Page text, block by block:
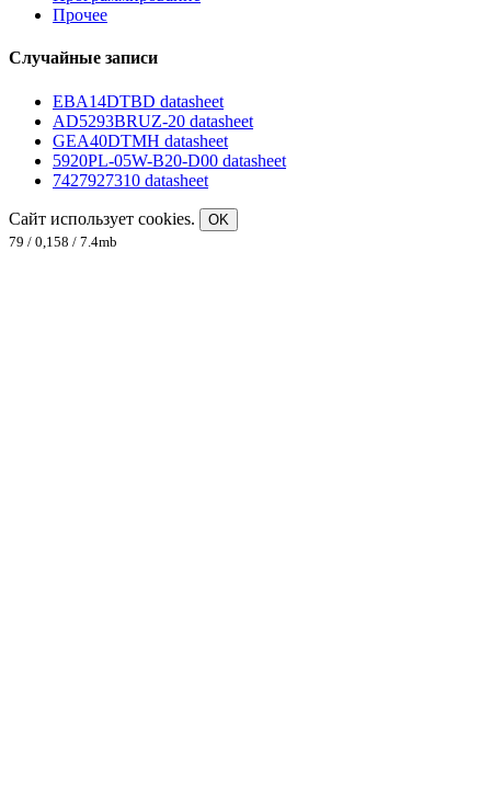
Прочее
Случайные записи
EBA14DTBD datasheet
AD5293BRUZ-20 datasheet
GEA40DTMH datasheet
5920PL-05W-B20-D00 datasheet
7427927310 datasheet
Сайт использует cookies.
OK
79 / 0,158 / 7.4mb